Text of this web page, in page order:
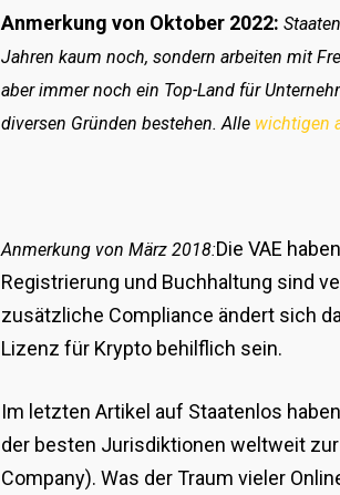
Anmerkung von Oktober 2022:
Jahren kaum noch, sondern arbeiten mit
aber immer noch ein Top-Land für
diversen Gründen bestehen. Alle wichtigen
Anmerkung von März 2018:Die VAE
Registrierung und Buchhaltung sind
zusätzliche Compliance ändert sich
Lizenz für Krypto behilflich sein.
Im letzten Artikel auf Staatenlos
der besten Jurisdiktionen weltweit zur
Company). Was der Traum vieler